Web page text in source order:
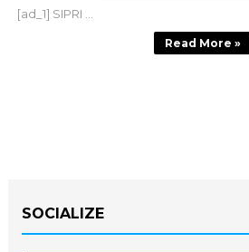
[ad_1] SIPRI ...
Read More »
SOCIALIZE